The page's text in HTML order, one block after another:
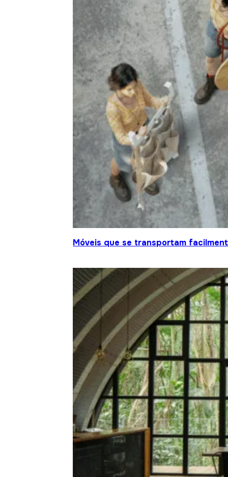
Móveis que se transportam